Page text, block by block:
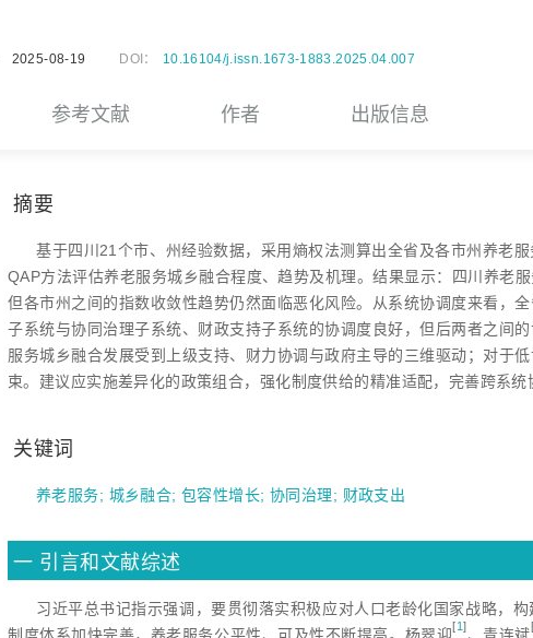
2025-08-19 DOI： 10.16104/j.issn.1673-1883.2025.04.007
参考文献 作者 出版信息
摘要
基于四川21个市、州经验数据，采用熵权法测算出全省及各市州养老
QAP方法评估养老服务城乡融合程度、趋势及机理。结果显示：四川养老
但各市州之间的指数收敛性趋势仍然面临恶化风险。从系统协调度来看，
子系统与协同治理子系统、财政支持子系统的协调度良好，但后两者之间
服务城乡融合发展受到上级支持、财力协调与政府主导的三维驱动；对于
束。建议应实施差异化的政策组合，强化制度供给的精准适配，完善跨系统
关键词
养老服务; 城乡融合;包容性增长;协同治理; 财政支出
一 引言和文献综述
习近平总书记指示强调，要贯彻落实积极应对人口老龄化国家战略，
[1]